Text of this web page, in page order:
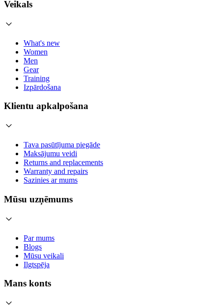
Veikals
What's new
Women
Men
Gear
Training
Izpārdošana
Klientu apkalpošana
Tava pasūtījuma piegāde
Maksājumu veidi
Returns and replacements
Warranty and repairs
Sazinies ar mums
Mūsu uzņēmums
Par mums
Blogs
Mūsu veikali
Ilgtspēja
Mans konts